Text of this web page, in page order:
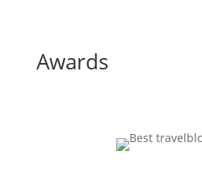
Awards